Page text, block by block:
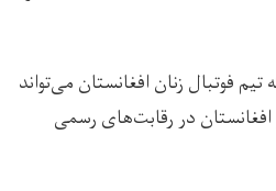
تیم فوتبال زنان افغانستان می‌تواند
افغانستان در رقابت‌های رسمی